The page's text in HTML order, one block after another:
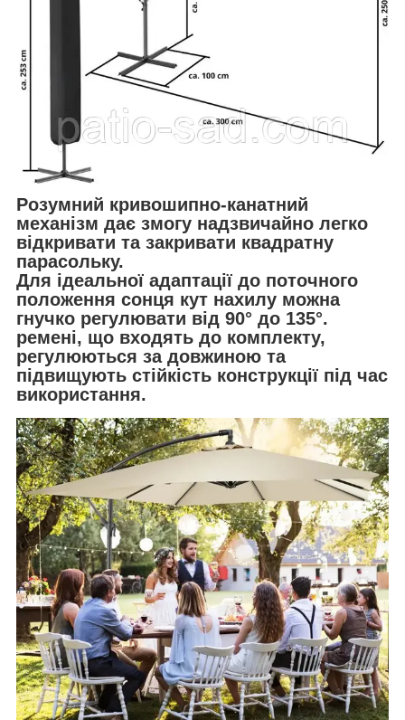
Розумний кривошипно-канатний
механізм дає змогу надзвичайно легко
відкривати та закривати квадратну
парасольку.
Для ідеальної адаптації до поточного
положення сонця кут нахилу можна
гнучко регулювати від 90° до 135°.
ремені, що входять до комплекту,
регулюються за довжиною та
підвищують стійкість конструкції під час
використання.